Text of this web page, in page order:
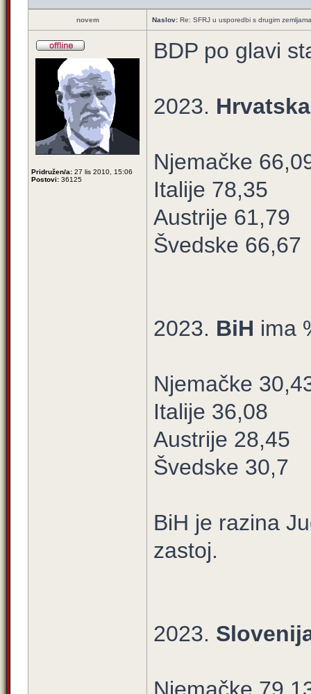
novem Naslov: Re: SFRJ u usporedbi s drugim zemljama
Pridružen/a: 27 lis 2010, 15:06
Postovi: 36125
BDP po glavi
2023. Hrvatska
Njemačke
Italije 78,35
Austrije 61,79
Švedske 66,67
2023. BiH ima
Njemačke
Italije 36,08
Austrije 28,45
Švedske 30,7
BiH je razina
zastoj.
2023.